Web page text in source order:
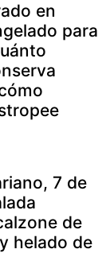
en
para
7 de
de
helado de